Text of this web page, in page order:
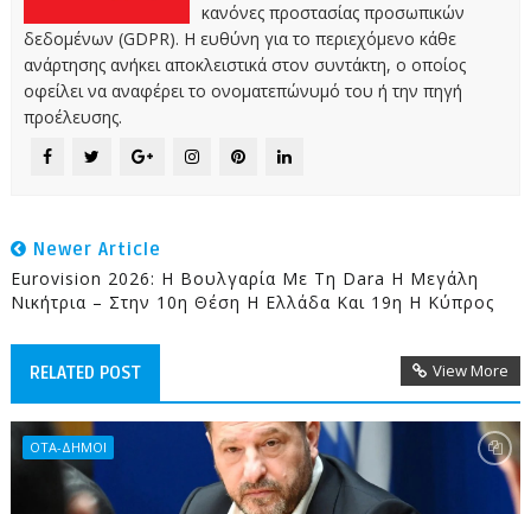
κανόνες προστασίας προσωπικών
δεδομένων (GDPR). Η ευθύνη για το περιεχόμενο κάθε
ανάρτησης ανήκει αποκλειστικά στον συντάκτη, ο οποίος
οφείλει να αναφέρει το ονοματεπώνυμό του ή την πηγή
προέλευσης.
Newer Article
Eurovision 2026: Η Βουλγαρία Με Τη Dara Η Μεγάλη
Νικήτρια – Στην 10η Θέση Η Ελλάδα Και 19η Η Κύπρος
RELATED POST View More
ΟΤΑ-ΔΗΜΟΙ